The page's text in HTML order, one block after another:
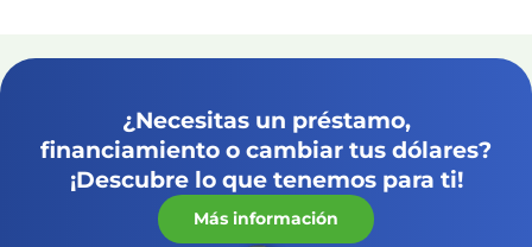
¿Necesitas un préstamo,
financiamiento o cambiar tus dólares?
¡Descubre lo que tenemos para ti!
Más información